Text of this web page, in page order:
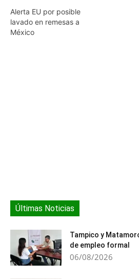
Alerta EU por posible
lavado en remesas a
México
Últimas Noticias
Tampico y
de empleo formal
06/08/2026